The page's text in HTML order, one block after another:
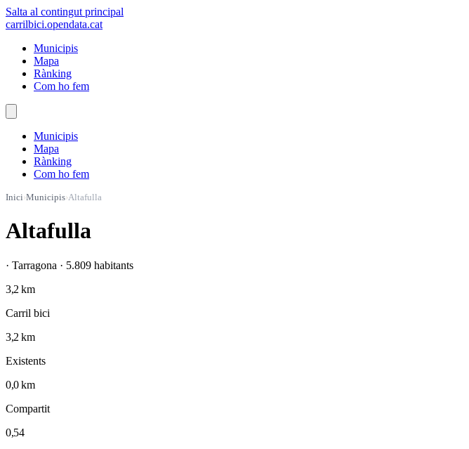
Salta al contingut principal
carrilbici.opendata.cat
Municipis
Mapa
Rànking
Com ho fem
Municipis
Mapa
Rànking
Com ho fem
Inici›Municipis›Altafulla
Altafulla
· Tarragona · 5.809 habitants
3,2 km
Carril bici
3,2 km
Existents
0,0 km
Compartit
0,54